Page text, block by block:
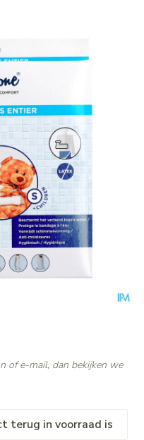
terug in voorraad is
of e-mail, dan bekijken we